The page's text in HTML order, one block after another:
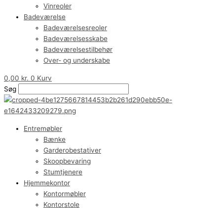
Vinreoler
Badeværelse
Badeværelsesreoler
Badeværelsesskabe
Badeværelsestilbehør
Over- og underskabe
0,00 kr. 0 Kurv
Søg
Entremøbler
Bænke
Garderobestativer
Skoopbevaring
Stumtjenere
Hjemmekontor
Kontormøbler
Kontorstole